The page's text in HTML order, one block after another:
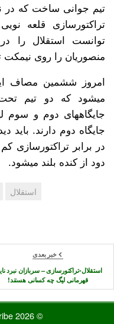
تیم جوانی ساخت که در
تراکتورسازی قلعه
توانست استقلال
منصوریان را روی نیمکت
امروز ششمین مصاف
میشود که دو تیم
جایگاههای دوم و سوم
جایگاه دوم دارند. باید
در برابر تراکتورسازی
دود از کنده بلند میشود.
استقلال
خبر بعدی
استقلال-تراکتورسازی – سربازان نبرد
قهرمانی لیگ چه کسانی هستند!
© 2026 Copyright Football Tribe